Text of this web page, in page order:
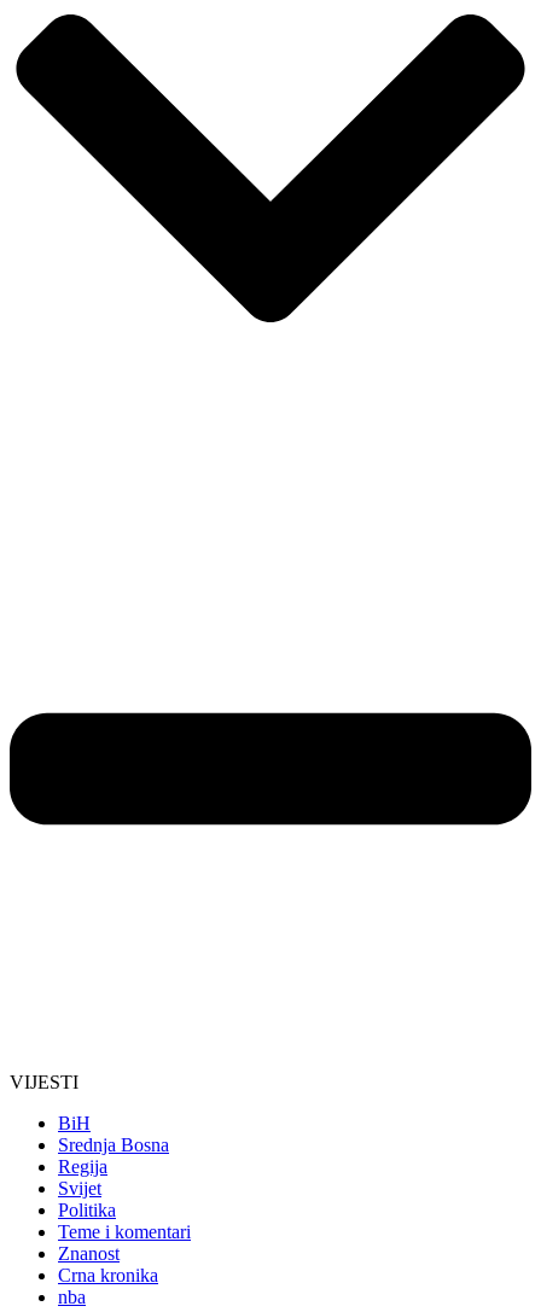
VIJESTI
BiH
Srednja Bosna
Regija
Svijet
Politika
Teme i komentari
Znanost
Crna kronika
nba